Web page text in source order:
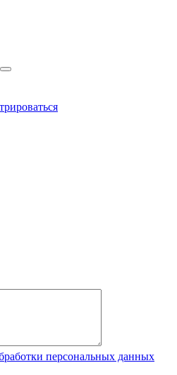
персональных данных